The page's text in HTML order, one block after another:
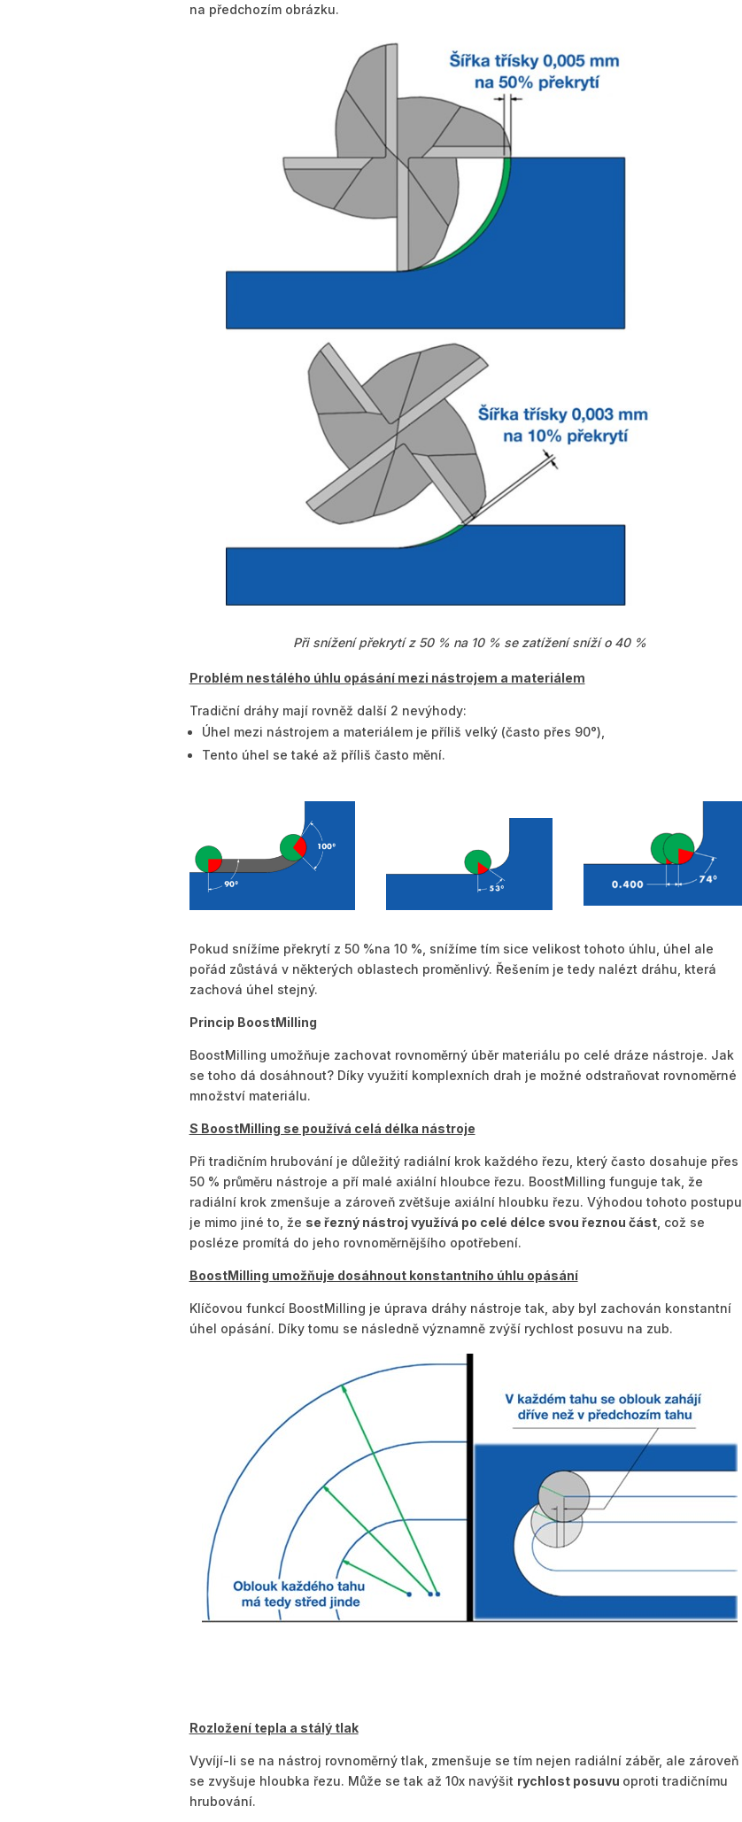
na předchozím obrázku.
Při snížení překrytí z 50 % na 10 % se zatížení sníží o 40 %
Problém nestálého úhlu opásání mezi nástrojem a materiálem
Tradiční dráhy mají rovněž další 2 nevýhody:
Úhel mezi nástrojem a materiálem je příliš velký (často přes 90°),
Tento úhel se také až příliš často mění.
Pokud snížíme překrytí z 50 %na 10 %, snížíme tím sice velikost tohoto úhlu, úhel ale
pořád zůstává v některých oblastech proměnlivý. Řešením je tedy nalézt dráhu, která
zachová úhel stejný.
Princip BoostMilling
BoostMilling umožňuje zachovat rovnoměrný úběr materiálu po celé dráze nástroje. Jak
se toho dá dosáhnout? Díky využití komplexních drah je možné odstraňovat rovnoměrné
množství materiálu.
S BoostMilling se používá celá délka nástroje
Při tradičním hrubování je důležitý radiální krok každého řezu, který často dosahuje přes
50 % průměru nástroje a pří malé axiální hloubce řezu. BoostMilling funguje tak, že
radiální krok zmenšuje a zároveň zvětšuje axiální hloubku řezu. Výhodou tohoto postupu
je mimo jiné to, že se řezný nástroj využívá po celé délce svou řeznou část, což se
posléze promítá do jeho rovnoměrnějšího opotřebení.
BoostMilling umožňuje dosáhnout konstantního úhlu opásání
Klíčovou funkcí BoostMilling je úprava dráhy nástroje tak, aby byl zachován konstantní
úhel opásání. Díky tomu se následně významně zvýší rychlost posuvu na zub.
Rozložení tepla a stálý tlak
Vyvíjí-li se na nástroj rovnoměrný tlak, zmenšuje se tím nejen radiální záběr, ale zároveň
se zvyšuje hloubka řezu. Může se tak až 10x navýšit rychlost posuvu oproti tradičnímu
hrubování.